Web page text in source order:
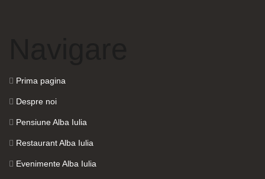
Prima pagina
Despre noi
Pensiune Alba Iulia
Restaurant Alba Iulia
Evenimente Alba Iulia